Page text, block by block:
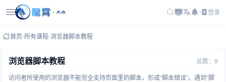
登录
首页-所有课程-浏览器脚本教程
浏览器脚本教程
总数：9
访问者所使用的浏览器不能完全支持页面里的脚本，形成“脚本错误”。遇到“脚